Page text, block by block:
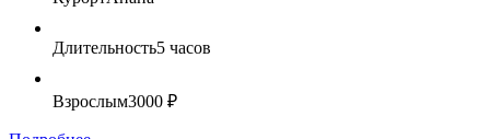
Длительность5 часов
Взрослым3000 ₽